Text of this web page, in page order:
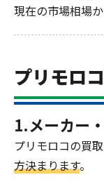
現在の市場相場
プリモロ
1.メーカー
プリモロコの買取
方決まります。